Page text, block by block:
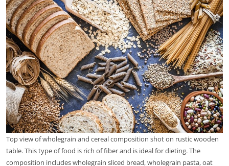
Top view of wholegrain and cereal composition shot on rustic wooden
table. This type of food is rich of fiber and is ideal for dieting. The
composition includes wholegrain sliced bread, wholegrain pasta, oat